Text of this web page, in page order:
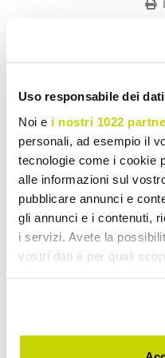
Uso responsabile dei dati
Noi e i nostri 1022
personali, ad esempio il
tecnologie come i cookie
alle informazioni sul
pubblicare annunci e
gli annunci e i contenuti,
i servizi. Avete la
vostri dati e per quali
modificare o revocare il
momento dalla
sull'icona di attivazione